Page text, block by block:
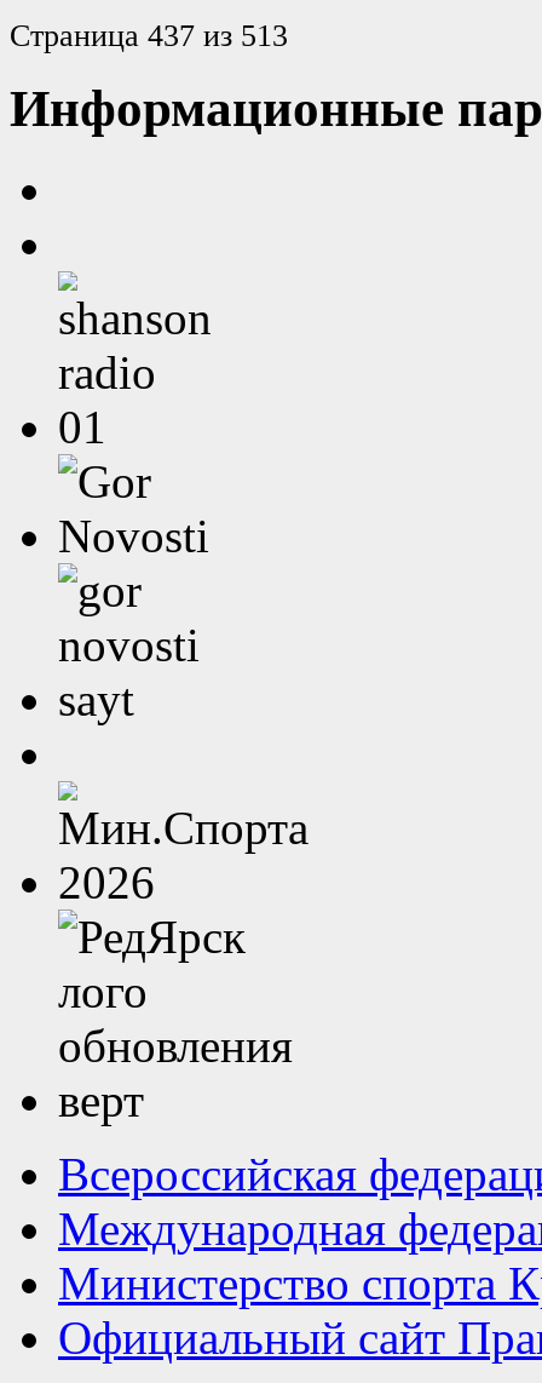
Страница 437 из 513
Информационные
Всероссийская
Международная
Министерство спорта
Официальный сайт